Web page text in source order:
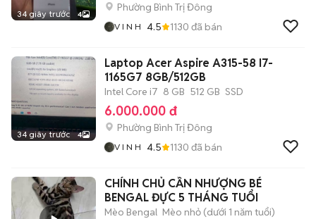
34 giây trước 4
Phường Bình Trị Đông
V I N H 4.5 1130 đã bán
34 giây trước 4
Laptop Acer Aspire A315-58 I7-
1165G7 8GB/512GB
Intel Core i7 8 GB 512 GB SSD
6.000.000 đ
Phường Bình Trị Đông
V I N H 4.5 1130 đã bán
CHÍNH CHỦ CẦN NHƯỢNG BÉ
BENGAL ĐỰC 5 THÁNG TUỔI
Mèo Bengal Mèo nhỏ (dưới 1 năm tuổi)